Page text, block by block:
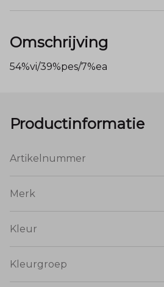
Omschrijving
54%vi/39%pes/7%ea
Productinformatie
Artikelnummer
Merk
Kleur
Kleurgroep